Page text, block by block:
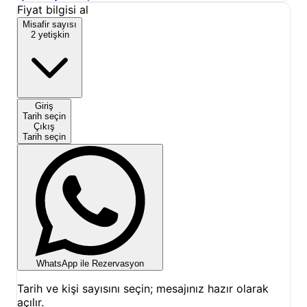
bu dostlar için yanınızda yiyecek götürmeniz, onlarla
olumlu bir etkileşim kurmanızı sağlayabilir. Sorgun
Göleti'nde giriş ve konaklama için belirli
ücretlendirmeler bulunmaktadır; detaylı bilgi ve
Sorgun Göleti
değerlendirmek için sayfamızdaki takvimi
inceleyebilirsiniz.
Fiyat bilgisi al
Misafir sayısı
2 yetişkin
Giriş
Tarih seçin
Çıkış
Tarih seçin
WhatsApp ile Rezervasyon
Tarih ve kişi sayısını seçin; mesajınız hazır olarak
açılır.